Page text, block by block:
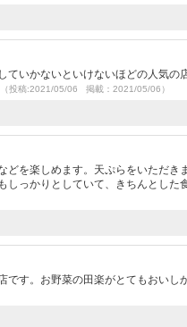
いかないといけないほどの人気の
（投稿:2021/05/06 掲載：2021/05/06）
を楽しめます。天ぷらをいただき
っかりとしていて、きちんとした
す。お野菜の田楽がとてもおいし